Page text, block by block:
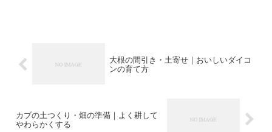
大根の間引き・土寄せ｜おいしいダイコ
ンの育て方
カブの土つくり・畑の準備｜よく耕して
やわらかくする